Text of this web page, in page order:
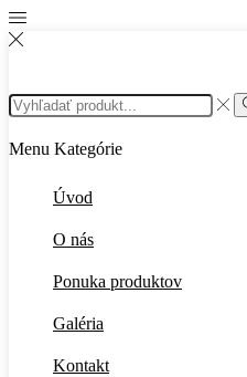
Search
input
Menu Kategórie
Úvod
O nás
Ponuka produktov
Galéria
Kontakt